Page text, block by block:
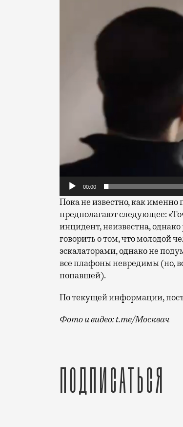
00:00
Пока не известно, как
предполагают следующее:
инцидент, неизвестна,
говорить о том, что молодой
эскалаторами, однако не
все плафоны невредимы (но,
попавшей).
По текущей информации,
Фото и видео: t.me/Москвач
Подписаться